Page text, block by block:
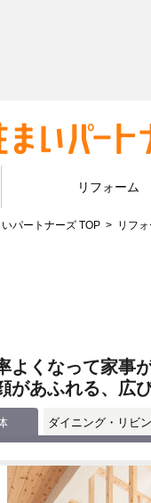
リフォーム
パートナーズ TOP リフ
よくなって家事が
があふれる、広
ダイニング・リビ